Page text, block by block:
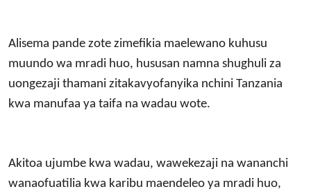
Alisema pande zote zimefikia maelewano kuhusu
muundo wa mradi huo, hususan namna shughuli za
uongezaji thamani zitakavyofanyika nchini Tanzania
kwa manufaa ya taifa na wadau wote.
Akitoa ujumbe kwa wadau, wawekezaji na wananchi
wanaofuatilia kwa karibu maendeleo ya mradi huo,